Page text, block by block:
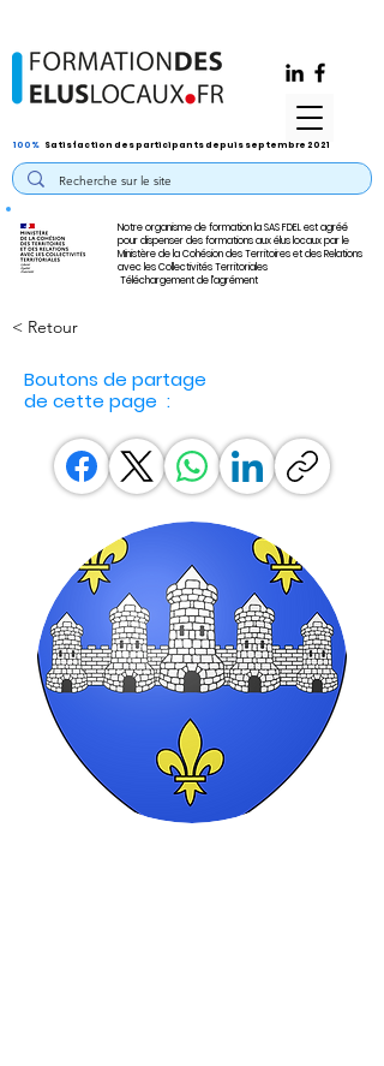
Notre organisme de formation la SAS FDEL est agréé
pour dispenser des formations aux élus locaux par le
Ministère de la Cohésion des Territoires et des Relations
avec les Collectivités Territoriales
Téléchargement de l'agrément
100% Satisfaction des participants depuis septembre 2021
< Retour
Boutons de partage
de cette page :